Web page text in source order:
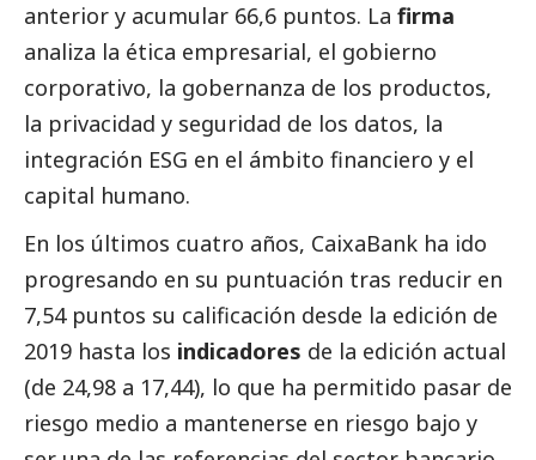
anterior y acumular 66,6 puntos. La firma
analiza la ética empresarial, el gobierno
corporativo, la gobernanza de los productos,
la privacidad y seguridad de los datos, la
integración ESG en el ámbito financiero y el
capital humano.
En los últimos cuatro años, CaixaBank ha ido
progresando en su puntuación tras reducir en
7,54 puntos su calificación desde la edición de
2019 hasta los indicadores de la edición actual
(de 24,98 a 17,44), lo que ha permitido pasar de
riesgo medio a mantenerse en riesgo bajo y